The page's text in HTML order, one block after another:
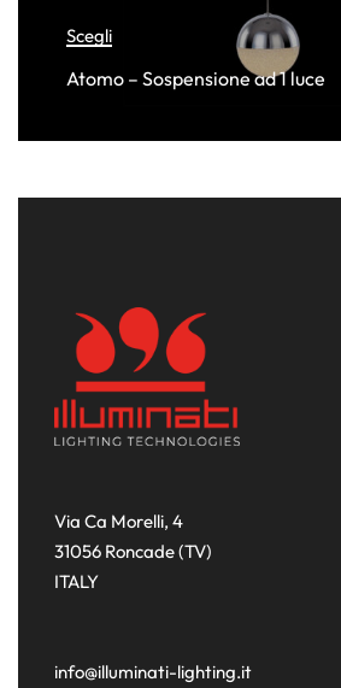
Scegli
Atomo – Sospensione ad 1 luce
Via Ca Morelli, 4
31056 Roncade (TV)
ITALY
info@illuminati-lighting.it